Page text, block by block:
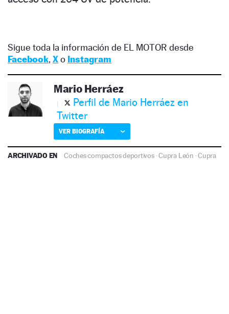
Sigue toda la información de EL MOTOR desde
Facebook, Xo Instagram
Mario Herráez
Perfil de Mario Herráez en
Twitter
VER BIOGRAFÍA
ARCHIVADO EN Coches compactos deportivos·Cupra León ·Cupra